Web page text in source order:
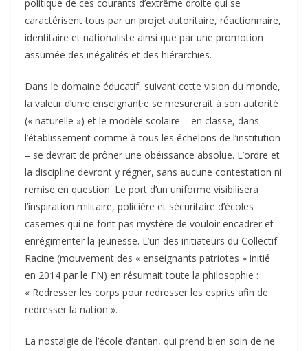
politique de ces courants d’extrême droite qui se
caractérisent tous par un projet autoritaire, réactionnaire,
identitaire et nationaliste ainsi que par une promotion
assumée des inégalités et des hiérarchies.
Dans le domaine éducatif, suivant cette vision du monde,
la valeur d’un·e enseignant·e se mesurerait à son autorité
(« naturelle ») et le modèle scolaire – en classe, dans
l’établissement comme à tous les échelons de l’institution
– se devrait de prôner une obéissance absolue. L’ordre et
la discipline devront y régner, sans aucune contestation ni
remise en question. Le port d’un uniforme visibilisera
l’inspiration militaire, policière et sécuritaire d’écoles
casernes qui ne font pas mystère de vouloir encadrer et
enrégimenter la jeunesse. L’un des initiateurs du Collectif
Racine (mouvement des « enseignants patriotes » initié
en 2014 par le FN) en résumait toute la philosophie :
« Redresser les corps pour redresser les esprits afin de
redresser la nation ».
La nostalgie de l’école d’antan, qui prend bien soin de ne